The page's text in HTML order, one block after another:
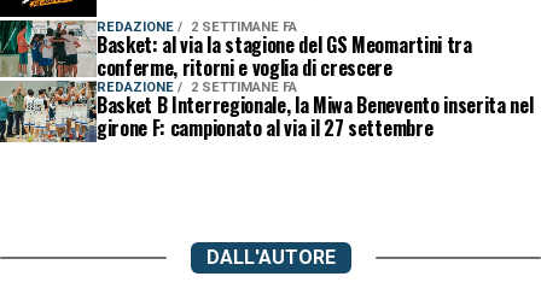
REDAZIONE 2 SETTIMANE FA
Basket: al via la stagione del GS Meomartini tra
conferme, ritorni e voglia di crescere
REDAZIONE 2 SETTIMANE FA
Basket B Interregionale, la Miwa Benevento inserita nel
girone F: campionato al via il 27 settembre
DALL'AUTORE